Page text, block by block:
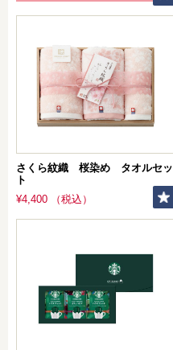
さくら紋織 桜染め タオルセッ
ト
¥4,400 （税込）